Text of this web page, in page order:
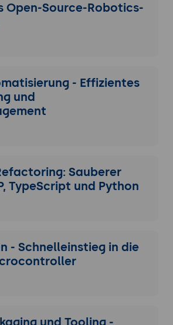
Open-Source-Robotics-
- Effizientes
und
Sauberer
TypeScript und Python
- Schnelleinstieg in die